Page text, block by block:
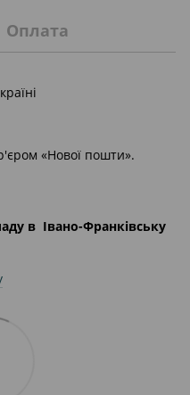
Оплата
«Нової пошти».
в Івано-Франківську